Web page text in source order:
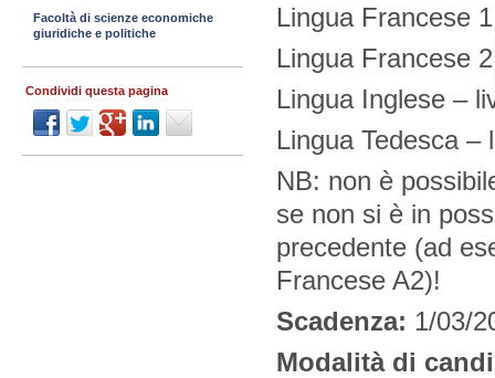
Lingua Francese
Lingua Francese
Lingua Inglese –
Lingua Tedesca –
NB: non è
se non si è in
precedente (ad
Francese A2)!
Scadenza: 1/03/
Modalità di
Facoltà di scienze economiche
giuridiche e politiche
Condividi questa pagina